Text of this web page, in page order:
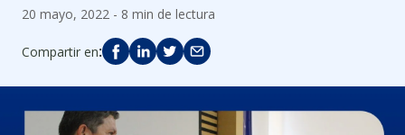
20 mayo, 2022 - 8 min de lectura
Compartir en: